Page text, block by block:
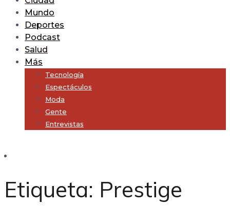
Mundo
Deportes
Podcast
Salud
Más
Tecnología
Espectáculos
Moda
Gente
Entrevistas
Etiqueta: Prestige